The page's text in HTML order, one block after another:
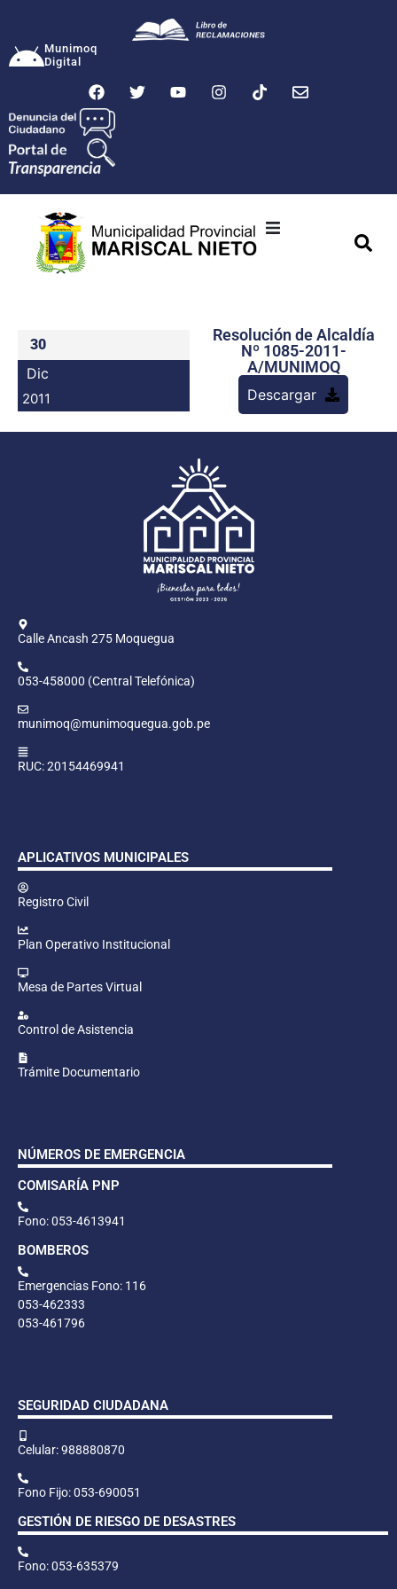
Munimoq
Digital
Transparencia
Seguridad
Programas
30
Dic
2011
Resolución de Alcaldía
Nº 1085-2011-
A/MUNIMOQ
Descargar
Calle Ancash 275 Moquegua
053-458000 (Central Telefónica)
munimoq@munimoquegua.gob.pe
RUC: 20154469941
APLICATIVOS MUNICIPALES
Registro Civil
Plan Operativo Institucional
Mesa de Partes Virtual
Control de Asistencia
Trámite Documentario
NÚMEROS DE EMERGENCIA
COMISARÍA PNP
Fono: 053-4613941
BOMBEROS
Emergencias Fono: 116
053-462333
053-461796
SEGURIDAD CIUDADANA
Celular: 988880870
Fono Fijo: 053-690051
GESTIÓN DE RIESGO DE DESASTRES
Fono: 053-635379